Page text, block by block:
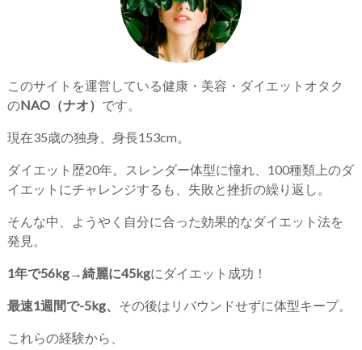
このサイトを運営している健康・美容・ダイエットオタク
のNAO（ナオ） です。
現在35歳の独身、身長153cm。
ダイエット歴20年。スレンダー体型に憧れ、100種類上のダ
イエットにチャレンジするも、失敗と挫折の繰り返し。
そんな中、ようやく自分に合った効果的なダイエット法を
発見。
1年で56kg→綺麗に45kgにダイエット成功！
最速1週間で-5kg、 その後はリバウンドせずに体型キープ。
これらの経験から、